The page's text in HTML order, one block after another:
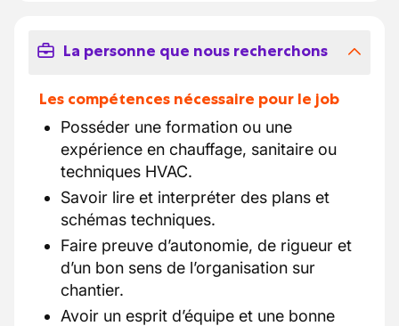
La personne que nous recherchons
Les compétences nécessaire pour le job
Posséder une formation ou une
expérience en chauffage, sanitaire ou
techniques HVAC.
Savoir lire et interpréter des plans et
schémas techniques.
Faire preuve d’autonomie, de rigueur et
d’un bon sens de l’organisation sur
chantier.
Avoir un esprit d’équipe et une bonne